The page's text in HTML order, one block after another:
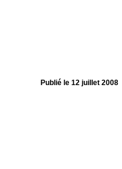
Publié le 12 juillet 2008